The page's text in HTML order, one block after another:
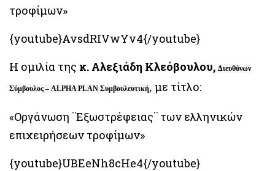
τροφίμων»
{youtube}AvsdRIVwYv4{/youtube}
Η ομιλία της κ. Αλεξιάδη Κλεόβουλου, Διευθύνων
Σύμβουλος – ALPHA PLAN Συμβουλευτική, με τίτλο:
«Οργάνωση ¨Εξωστρέφειας¨ των ελληνικών
επιχειρήσεων τροφίμων»
{youtube}UBEeNh8cHe4{/youtube}